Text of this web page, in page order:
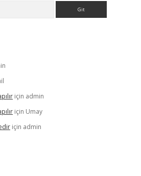
için admin
için Umay
için admin